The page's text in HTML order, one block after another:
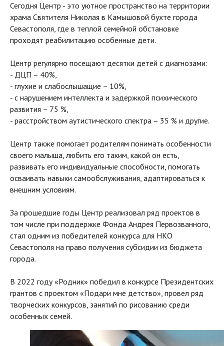
Сегодня Центр - это уютное пространство на территории
храма Святителя Николая в Камышовой бухте города
Севастополя, где в теплой семейной обстановке
проходят реабилитацию особенные дети.
Центр регулярно посещают десятки детей с диагнозами:
- ДЦП – 40%,
- глухие и слабослышащие – 10%,
- с нарушением интеллекта и задержкой психического
развития – 75 %,
- расстройством аутистического спектра – 35 % и другие.
Центр также помогает родителям понимать особенности
своего малыша, любить его таким, какой он есть,
развивать его индивидуальные способности, помогать
осваивать навыки самообслуживания, адаптироваться к
внешним условиям.
За прошедшие годы Центр реализовал ряд проектов в
том числе при поддержке Фонда Андрея Первозванного,
стал одним из победителей конкурса для НКО
Севастополя на право получения субсидии из бюджета
города.
В 2022 году «Родник» победил в конкурсе Президентских
грантов с проектом «Подари мне детство», провел ряд
творческих конкурсов, занятий по рисованию среди
особенных семей.